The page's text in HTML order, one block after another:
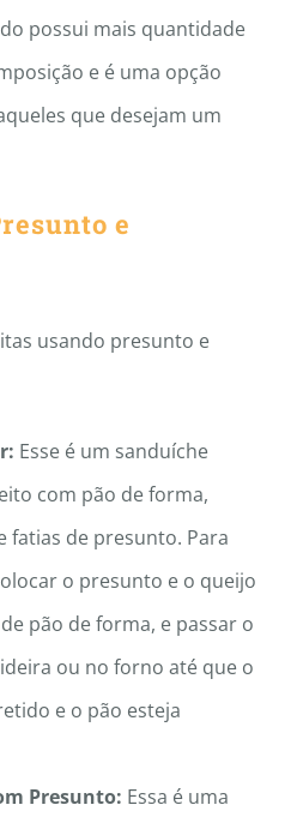
possui mais quantidade
e é uma opção
que desejam um
e
usando presunto e
Esse é um sanduíche
com pão de forma,
fatias de presunto. Para
o presunto e o queijo
pão de forma, e passar o
ou no forno até que o
e o pão esteja
Presunto: Essa é uma